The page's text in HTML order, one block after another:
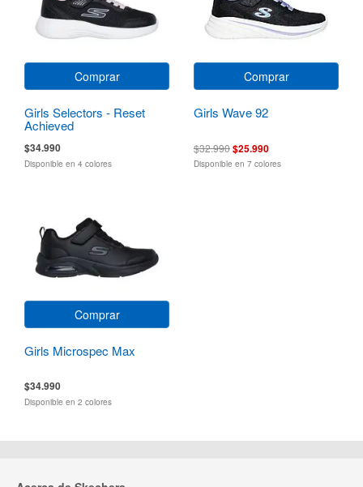
Comprar
Girls Selectors - Reset
Achieved
$34.990
Disponible en 4 colores
Comprar
Girls Wave 92
$32.990$25.990
Disponible en 7 colores
Comprar
Girls Microspec Max
$34.990
Disponible en 2 colores